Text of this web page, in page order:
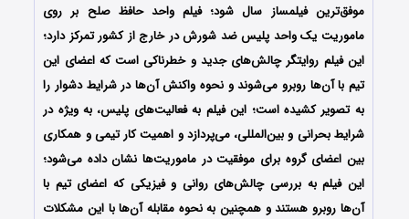
موفق‌ترین فیلمساز سال شود؛ فیلم واحد حافظ صلح بر روی
ماموریت یک واحد پلیس ضد شورش در خارج از کشور تمرکز دارد؛
این فیلم روایتگر چالش‌های جدید و خطرناکی است که اعضای این
تیم با آن‌ها روبرو می‌شوند و نحوه واکنش آن‌ها در شرایط دشوار را
به تصویر کشیده است؛ این فیلم به فعالیت‌های پلیس، به ویژه در
شرایط بحرانی و بین‌المللی، می‌پردازد و اهمیت کار تیمی و همکاری
بین اعضای گروه برای موفقیت در ماموریت‌ها نشان داده می‌شود؛
این فیلم به بررسی چالش‌های روانی و فیزیکی که اعضای تیم با
آن‌ها روبرو هستند و همچنین به نحوه مقابله آن‌ها با این مشکلات